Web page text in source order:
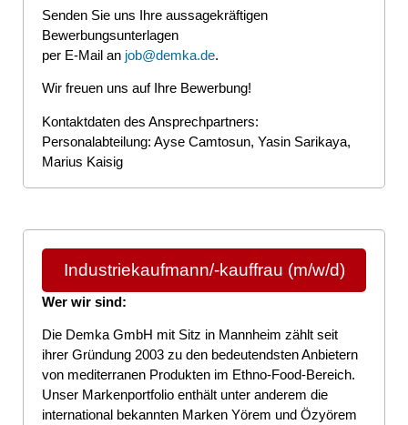
Senden Sie uns Ihre aussagekräftigen
Bewerbungsunterlagen
per E-Mail an job@demka.de.
Wir freuen uns auf Ihre Bewerbung!
Kontaktdaten des Ansprechpartners:
Personalabteilung: Ayse Camtosun, Yasin Sarikaya,
Marius Kaisig
Industriekaufmann/-kauffrau (m/w/d)
Wer wir sind:
Die Demka GmbH mit Sitz in Mannheim zählt seit
ihrer Gründung 2003 zu den bedeutendsten Anbietern
von mediterranen Produkten im Ethno-Food-Bereich.
Unser Markenportfolio enthält unter anderem die
international bekannten Marken Yörem und Özyörem